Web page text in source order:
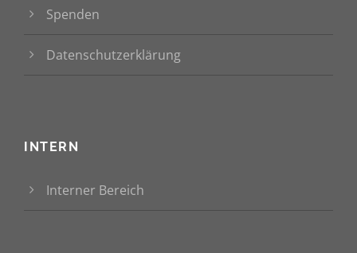
Spenden
Datenschutzerklärung
INTERN
Interner Bereich